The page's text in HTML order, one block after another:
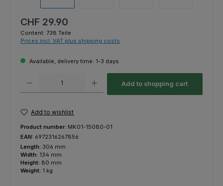
Regular price:
CHF 29.90
Content: 738 Teile
Prices incl. VAT plus shipping costs
Available, delivery time: 1-3 days
Add to shopping cart
Add to wishlist
Product number: MK01-15080-01
EAN: 6972316267856
Length: 306 mm
Width: 134 mm
Height: 80 mm
Weight: 1 kg